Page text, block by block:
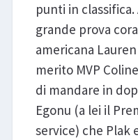
punti in
grande prova
americana
merito MVP
di mandare in
Egonu (a lei il
service) che Plak